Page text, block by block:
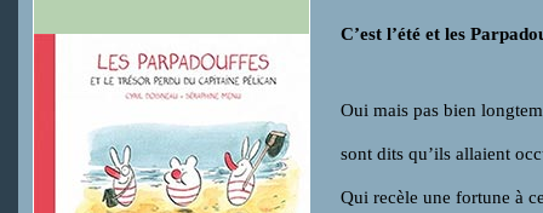
C’est l’été et les
Oui mais pas bien
sont dits qu’ils allaient
Qui recèle une fortune à